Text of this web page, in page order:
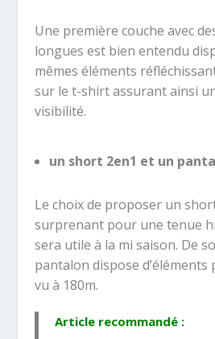
Une première couche avec
longues est bien entendu
mêmes éléments
sur le t-shirt assurant ainsi
visibilité.
un short 2en1 et un
Le choix de proposer un
surprenant pour une tenue
sera utile à la mi saison. De
pantalon dispose d’éléments
vu à 180m.
Article recommandé :